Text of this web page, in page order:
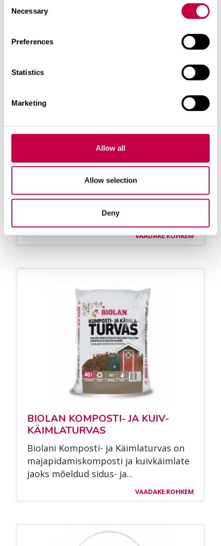
Selection
Necessary
Preferences
Statistics
Marketing
Allow all
Allow selection
Deny
BIO­LAN AI­A­KOM­PO­STRI ALUS­
Li­sa­va­rus­tuse­na Bio­la­ni Ai­a­kom­pos­te­
rest, mis ta­kis­tab nä­ri­lis­te...
VAADAKE ROHKEM
BIO­LAN KOM­POS­TI- JA KUIV­
KÄIM­LA­TUR­VAS
Bio­la­ni Kom­pos­ti- ja Käim­la­tur­vas on
ma­ja­pi­da­mis­kom­pos­ti ja kuiv­käim­la­te
jaoks mõel­dud si­dus- ja...
VAADAKE ROHKEM